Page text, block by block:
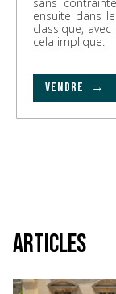
ensuite dans
classique,
cela implique.
VENDRE →
Articles